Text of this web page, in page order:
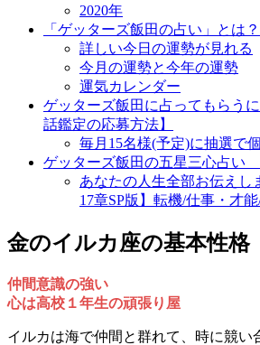
2020年
「ゲッターズ飯田の占い」とは？
詳しい今日の運勢が見れる
今月の運勢と今年の運勢
運気カレンダー
ゲッターズ飯田に占ってもらう
話鑑定の応募方法】
毎月15名様(予定)に抽選で
ゲッターズ飯田の五星三心占い
あなたの人生全部お伝えし
17章SP版】転機/仕事・才
金のイルカ座の基本性格
仲間意識の強い
心は高校１年生の頑張り屋
イルカは海で仲間と群れて、時に競い